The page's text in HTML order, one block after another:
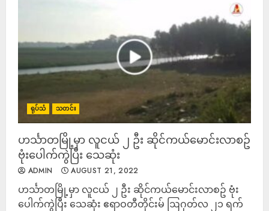
ရုပ်သံ သတင်း
ဟင်္သာတမြို့မှာ လူငယ် ၂ ဦး ဆိုင်ကယ်မောင်းလာစဥ်
ဗုံးပေါက်ကွဲပြီး သေဆုံး
ADMIN AUGUST 21, 2022
ဟင်္သာတမြို့မှာ လူငယ် ၂ ဦး ဆိုင်ကယ်မောင်းလာစဥ် ဗုံး
ပေါက်ကွဲပြီး သေဆုံး ဧရာဝတီတိုင်းမ် ဩဂုတ်လ ၂၁ ရက်